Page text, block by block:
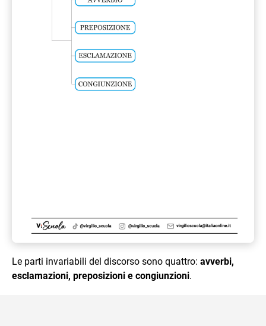
Le parti invariabili del discorso sono quattro: avverbi,
esclamazioni, preposizioni e congiunzioni.